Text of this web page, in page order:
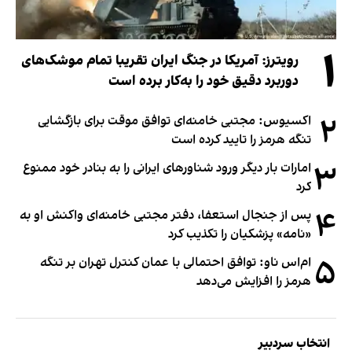
۱
رویترز: آمریکا در جنگ ایران تقریبا تمام موشک‌های
دوربرد دقیق خود را به‌کار برده است
۲ اکسیوس: مجتبی خامنه‌ای توافق موقت برای بازگشایی
تنگه هرمز را تایید کرده است
۳ امارات بار دیگر ورود شناورهای ایرانی را به بنادر خود ممنوع
کرد
۴ پس از جنجال استعفا، دفتر مجتبی خامنه‌ای واکنش او به
«نامه» پزشکیان را تکذیب کرد
۵ ام‌اس ناو: توافق احتمالی با عمان کنترل تهران بر تنگه
هرمز را افزایش می‌دهد
انتخاب سردبیر